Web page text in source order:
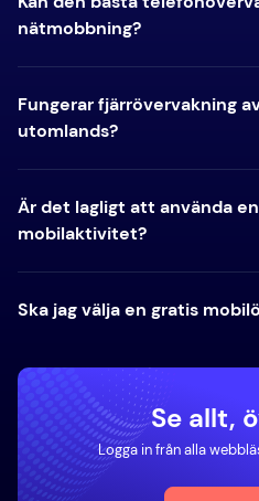
nätmobbning?
Fungerar fjärrövervakning
utomlands?
Är det lagligt att använda
mobilaktivitet?
Ska jag välja en gratis
Se allt,
Logga in från alla